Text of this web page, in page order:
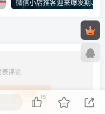
表评论
15